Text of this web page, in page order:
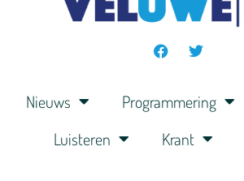
Nieuws Programmering
Luisteren
Krant